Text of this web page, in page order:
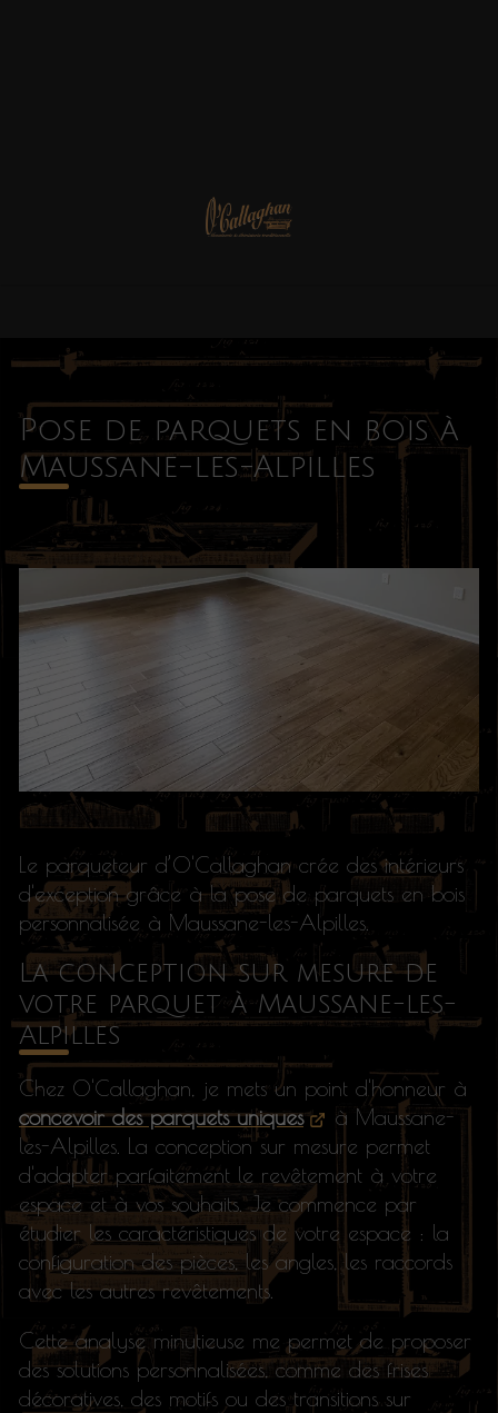
Pose de parquets en bois à
Maussane-les-Alpilles
Le parqueteur d’O'Callaghan crée des intérieurs
d'exception grâce à la pose de parquets en bois
personnalisée à Maussane-les-Alpilles.
La conception sur mesure de
votre parquet à Maussane-les-
Alpilles
Chez O'Callaghan, je mets un point d'honneur à
concevoir des parquets uniques
à Maussane-
les-Alpilles. La conception sur mesure permet
d'adapter parfaitement le revêtement à votre
espace et à vos souhaits. Je commence par
étudier les caractéristiques de votre espace : la
configuration des pièces, les angles, les raccords
avec les autres revêtements.
Cette analyse minutieuse me permet de proposer
des solutions personnalisées, comme des frises
décoratives, des motifs ou des transitions sur